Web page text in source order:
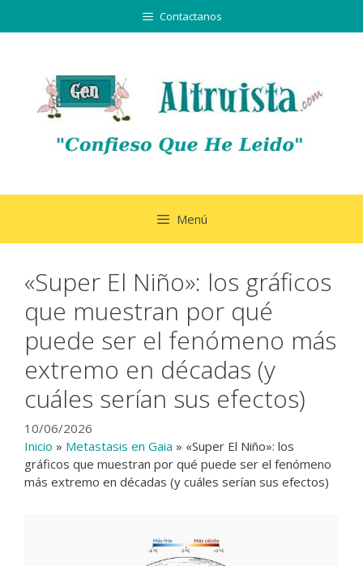
Contactanos
Menú
«Super El Niño»: los gráficos
que muestran por qué
puede ser el fenómeno más
extremo en décadas (y
cuáles serían sus efectos)
10/06/2026
Inicio » Metastasis en Gaia » «Super El Niño»: los
gráficos que muestran por qué puede ser el fenómeno
más extremo en décadas (y cuáles serían sus efectos)